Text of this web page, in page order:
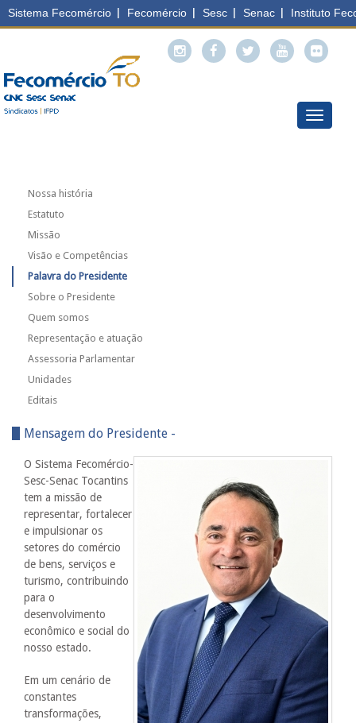
Menu
Nossa história
Estatuto
Missão
Visão e Competências
Palavra do Presidente
Sobre o Presidente
Quem somos
Representação e atuação
Assessoria Parlamentar
Unidades
Editais
Mensagem do Presidente -
O Sistema Fecomércio-
Sesc-Senac Tocantins
tem a missão de
representar, fortalecer
e impulsionar os
setores do comércio
de bens, serviços e
turismo, contribuindo
para o
desenvolvimento
econômico e social do
nosso estado.
Em um cenário de
constantes
transformações,